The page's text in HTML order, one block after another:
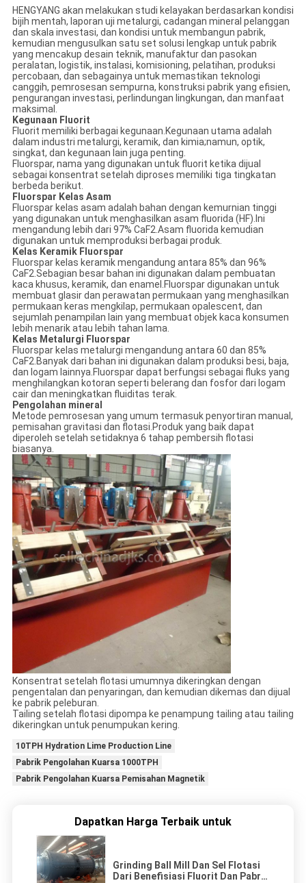
HENGYANG akan melakukan studi kelayakan berdasarkan kondisi
bijih mentah, laporan uji metalurgi, cadangan mineral pelanggan
dan skala investasi, dan kondisi untuk membangun pabrik,
kemudian mengusulkan satu set solusi lengkap untuk pabrik
yang mencakup desain teknik, manufaktur dan pasokan
peralatan, logistik, instalasi, komisioning, pelatihan, produksi
percobaan, dan sebagainya untuk memastikan teknologi
canggih, pemrosesan sempurna, konstruksi pabrik yang efisien,
pengurangan investasi, perlindungan lingkungan, dan manfaat
maksimal.
Kegunaan Fluorit
Fluorit memiliki berbagai kegunaan.Kegunaan utama adalah
dalam industri metalurgi, keramik, dan kimia;namun, optik,
singkat, dan kegunaan lain juga penting.
Fluorspar, nama yang digunakan untuk fluorit ketika dijual
sebagai konsentrat setelah diproses memiliki tiga tingkatan
berbeda berikut.
Fluorspar Kelas Asam
Fluorspar kelas asam adalah bahan dengan kemurnian tinggi
yang digunakan untuk menghasilkan asam fluorida (HF).Ini
mengandung lebih dari 97% CaF2.Asam fluorida kemudian
digunakan untuk memproduksi berbagai produk.
Kelas Keramik Fluorspar
Fluorspar kelas keramik mengandung antara 85% dan 96%
CaF2.Sebagian besar bahan ini digunakan dalam pembuatan
kaca khusus, keramik, dan enamel.Fluorspar digunakan untuk
membuat glasir dan perawatan permukaan yang menghasilkan
permukaan keras mengkilap, permukaan opalescent, dan
sejumlah penampilan lain yang membuat objek kaca konsumen
lebih menarik atau lebih tahan lama.
Kelas Metalurgi Fluorspar
Fluorspar kelas metalurgi mengandung antara 60 dan 85%
CaF2.Banyak dari bahan ini digunakan dalam produksi besi, baja,
dan logam lainnya.Fluorspar dapat berfungsi sebagai fluks yang
menghilangkan kotoran seperti belerang dan fosfor dari logam
cair dan meningkatkan fluiditas terak.
Pengolahan mineral
Metode pemrosesan yang umum termasuk penyortiran manual,
pemisahan gravitasi dan flotasi.Produk yang baik dapat
diperoleh setelah setidaknya 6 tahap pembersih flotasi
biasanya.
Konsentrat setelah flotasi umumnya dikeringkan dengan
pengentalan dan penyaringan, dan kemudian dikemas dan dijual
ke pabrik peleburan.
Tailing setelah flotasi dipompa ke penampung tailing atau tailing
dikeringkan untuk penumpukan kering.
10TPH Hydration Lime Production Line
Pabrik Pengolahan Kuarsa 1000TPH
Pabrik Pengolahan Kuarsa Pemisahan Magnetik
Dapatkan Harga Terbaik untuk
Grinding Ball Mill Dan Sel Flotasi
Dari Benefisiasi Fluorit Dan Pabrik